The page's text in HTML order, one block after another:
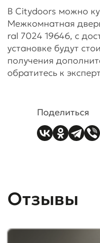
В Citydoors можно
Межкомнатная
ral 7024 19646, с
установке будут
получения
обратитесь к
Поделиться
Отзывы